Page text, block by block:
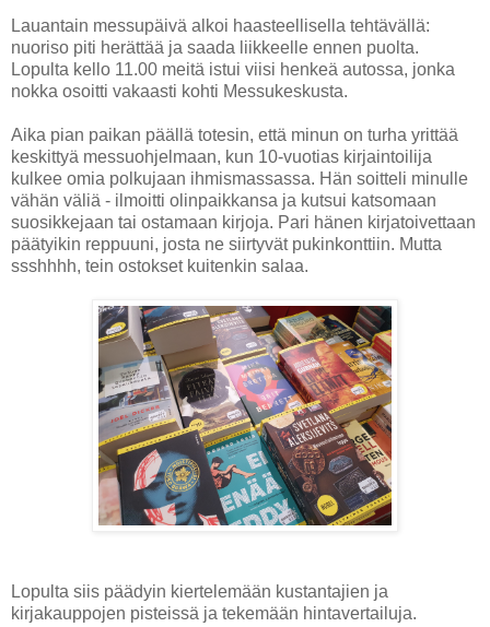
Lauantain messupäivä alkoi haasteellisella tehtävällä:
nuoriso piti herättää ja saada liikkeelle ennen puolta.
Lopulta kello 11.00 meitä istui viisi henkeä autossa, jonka
nokka osoitti vakaasti kohti Messukeskusta.
Aika pian paikan päällä totesin, että minun on turha yrittää
keskittyä messuohjelmaan, kun 10-vuotias kirjaintoilija
kulkee omia polkujaan ihmismassassa. Hän soitteli minulle
vähän väliä - ilmoitti olinpaikkansa ja kutsui katsomaan
suosikkejaan tai ostamaan kirjoja. Pari hänen kirjatoivettaan
päätyikin reppuuni, josta ne siirtyvät pukinkonttiin. Mutta
ssshhhh, tein ostokset kuitenkin salaa.
Lopulta siis päädyin kiertelemään kustantajien ja
kirjakauppojen pisteissä ja tekemään hintavertailuja.